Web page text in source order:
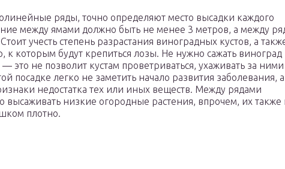
ряды, точно определяют место высадки каждого
между ямами должно быть не менее 3 метров, а между
учесть степень разрастания виноградных кустов, а
которым будут крепиться лозы. Не нужно сажать виноград
это не позволит кустам проветриваться, ухаживать за ними
посадке легко не заметить начало развития заболевания, а
недостатка тех или иных веществ. Между рядами
высаживать низкие огородные растения, впрочем, их также
плотно.